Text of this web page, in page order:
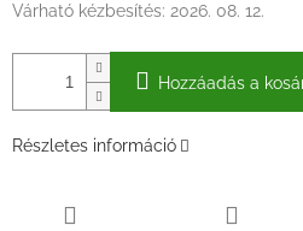
Várható kézbesítés: 2026. 08. 12.
Hozzáadás a
Részletes információ